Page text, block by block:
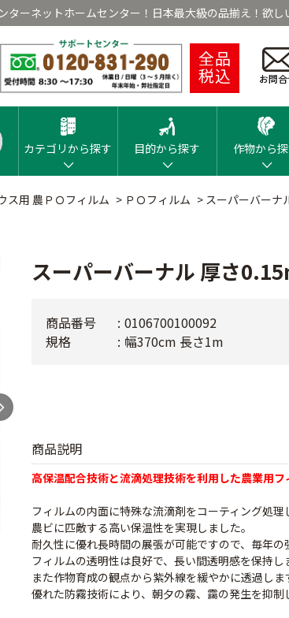
ターネットホームセンター！日本最大級の品揃え！欲し
全品
税込 お問
カテゴリから探す 目的から探す 作物から
ス用 農ＰＯフィルム > ＰＯフィルム > スーパーバーナ
スーパーバーナル 厚さ
商品説明
高保温配合技術と流滴処理技術を利用した農業用フ
フィルムの内面に特殊な流滴剤をコーティング処理
農ビに匹敵する高い保温性を実現しました。
耐久性に優れ長時間の展張が可能ですので、毎年の
フィルムの透明性は良好で、長い間透明感を保持し
また作物育成の観点から紫外線を緩やかに透過しま
優れた防霧技術により、朝夕の霧、靄の発生を抑制
商品番号
0106700100092
規格
幅370cm 長さ1m